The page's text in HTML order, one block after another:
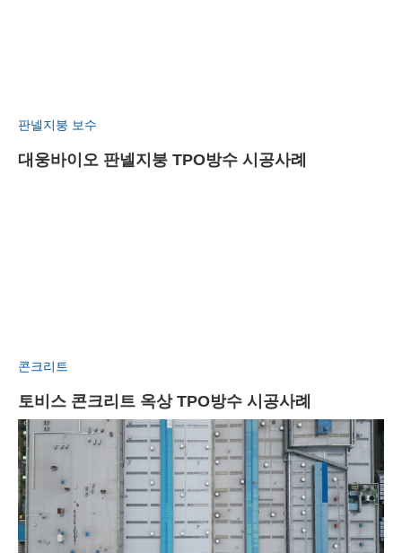
판넬지붕 보수
대웅바이오 판넬지붕 TPO방수 시공사례
콘크리트
토비스 콘크리트 옥상 TPO방수 시공사례